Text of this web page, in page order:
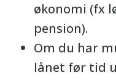
økonomi (fx
pension).
Om du har
lånet før tid